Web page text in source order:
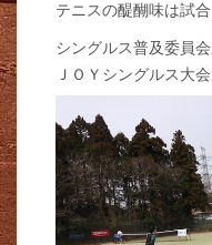
テニスの醍醐味は試
シングルス普及委員
ＪＯＹシングルス大会